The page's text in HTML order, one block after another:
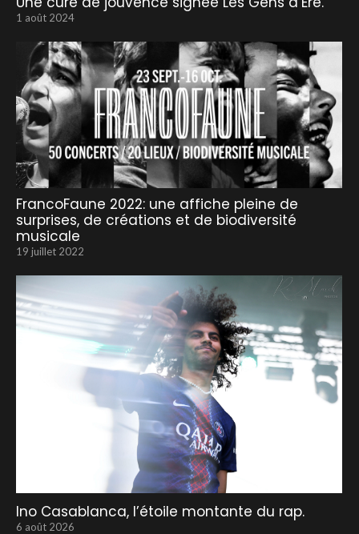
1 août 2024
FrancoFaune 2022: une affiche pleine de
surprises, de créations et de biodiversité
musicale
19 juillet 2022
Ino Casablanca, l’étoile montante du rap.
6 août 2026